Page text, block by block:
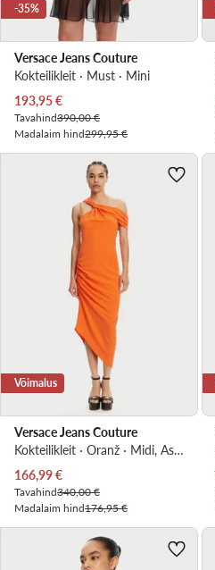
-35%
Versace Jeans Couture
Kokteilikleit · Must · Mini
Praegune hind
193,95€
Tavahind390,00 €
Madalaim hind299,95 €
Võimalus
Versace Jeans Couture
Kokteilikleit · Oranž · Midi, Asümmeetriline
Praegune hind
166,99€
Tavahind340,00 €
Madalaim hind176,95 €